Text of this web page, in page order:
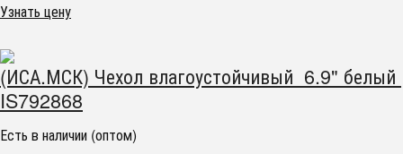
Узнать цену
(ИСА.МСК) Чехол влагоустойчивый 6.9" белый
IS792868
Есть в наличии (оптом)